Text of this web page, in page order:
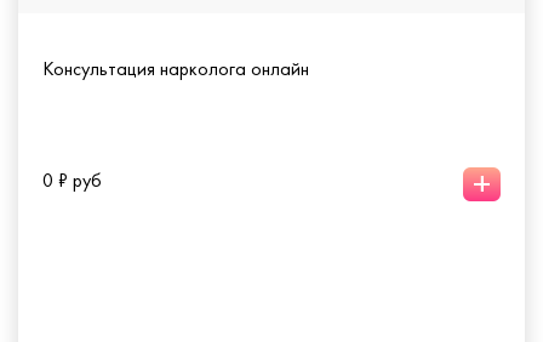
Консультация нарколога онлайн
0 ₽ руб +